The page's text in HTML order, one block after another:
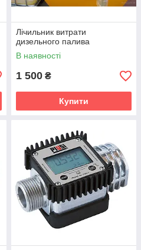
Лічильник витрати
дизельного палива
В наявності
1 500 ₴
Купити